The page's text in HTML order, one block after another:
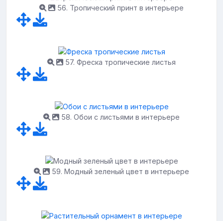
56. Тропический принт в интерьере
57. Фреска тропические листья
58. Обои с листьями в интерьере
59. Модный зеленый цвет в интерьере